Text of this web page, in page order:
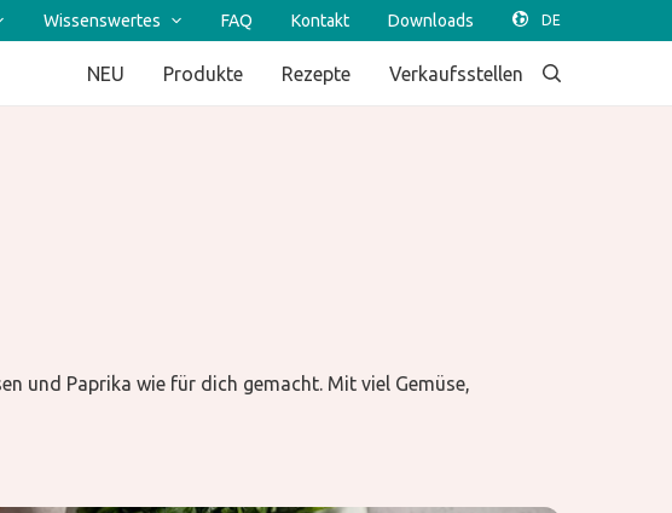
Wissenswertes FAQ Kontakt Downloads
NEU Produkte Rezepte Verkaufsstellen
und Paprika wie für dich gemacht. Mit viel Gemüse,